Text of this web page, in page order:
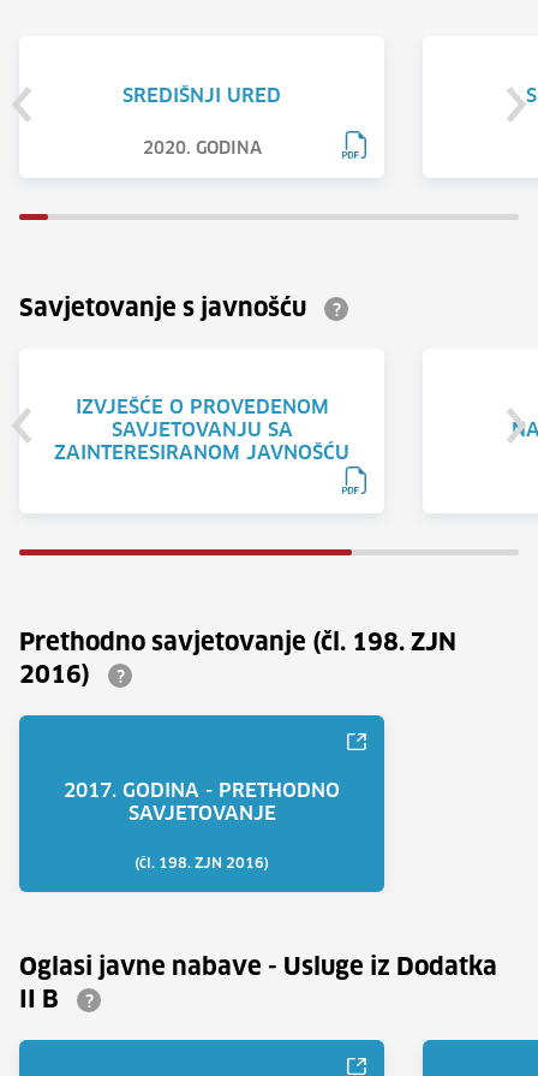
SREDIŠNJI URED
2020. GODINA
Savjetovanje s javnošću ?
IZVJEŠĆE O PROVEDENOM
SAVJETOVANJU SA
ZAINTERESIRANOM JAVNOŠĆU
Prethodno savjetovanje (čl. 198. ZJN
2016)
?
2017. GODINA - PRETHODNO
SAVJETOVANJE
(čl. 198. ZJN 2016)
Oglasi javne nabave - Usluge iz Dodatka
II B
?